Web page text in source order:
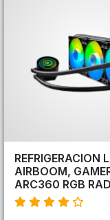
REFRIGERACION
AIRBOOM,
ARC360 RGB